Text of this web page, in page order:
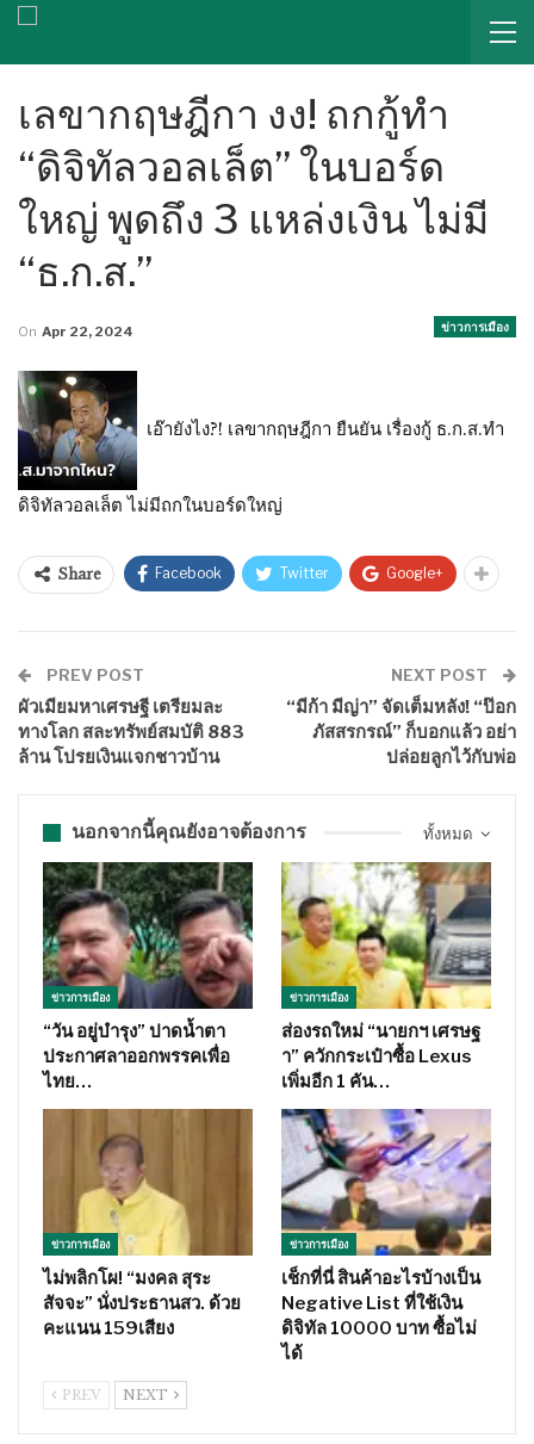
เลขากฤษฎีกา งง! ถกกู้ทำ
“ดิจิทัลวอลเล็ต” ในบอร์ด
ใหญ่ พูดถึง 3 แหล่งเงิน ไม่มี
“ธ.ก.ส.”
ข่าวการเมือง
On Apr 22, 2024
เอ๊ายังไง?! เลขากฤษฎีกา ยืนยัน เรื่องกู้ ธ.ก.ส.ทำ
ดิจิทัลวอลเล็ต ไม่มีถกในบอร์ดใหญ่
Share Facebook Twitter Google+
PREV POST
ผัวเมียมหาเศรษฐี เตรียมละ
ทางโลก สละทรัพย์สมบัติ 883
ล้าน โปรยเงินแจกชาวบ้าน
NEXT POST
“มีก้า มีญ่า” จัดเต็มหลัง! “ป๊อก
ภัสสรกรณ์” ก็บอกแล้ว อย่า
ปล่อยลูกไว้กับพ่อ
ทั้งหมด
นอกจากนี้คุณยังอาจต้องการ
ข่าวการเมือง
“วัน อยู่บำรุง” ปาดน้ำตา
ประกาศลาออกพรรคเพื่อ
ไทย…
ข่าวการเมือง
ส่องรถใหม่ “นายกฯ เศรษฐ
า” ควักกระเป๋าซื้อ Lexus
เพิ่มอีก 1 คัน…
ข่าวการเมือง
ไม่พลิกโผ! “มงคล สุระ
สัจจะ” นั่งประธานสว. ด้วย
คะแนน 159เสียง
ข่าวการเมือง
เช็กที่นี่ สินค้าอะไรบ้างเป็น
Negative List ที่ใช้เงิน
ดิจิทัล 10000 บาท ซื้อไม่
ได้
PREV NEXT